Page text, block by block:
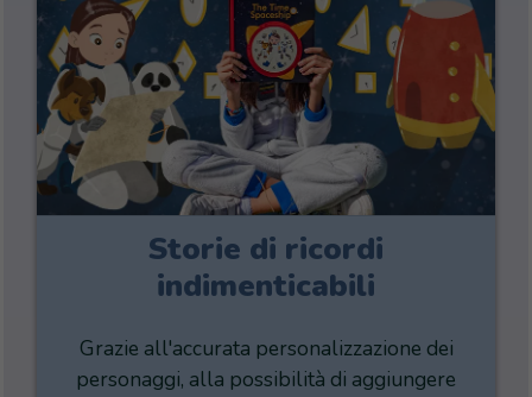
Storie di ricordi
indimenticabili
Grazie all'accurata personalizzazione dei
personaggi, alla possibilità di aggiungere